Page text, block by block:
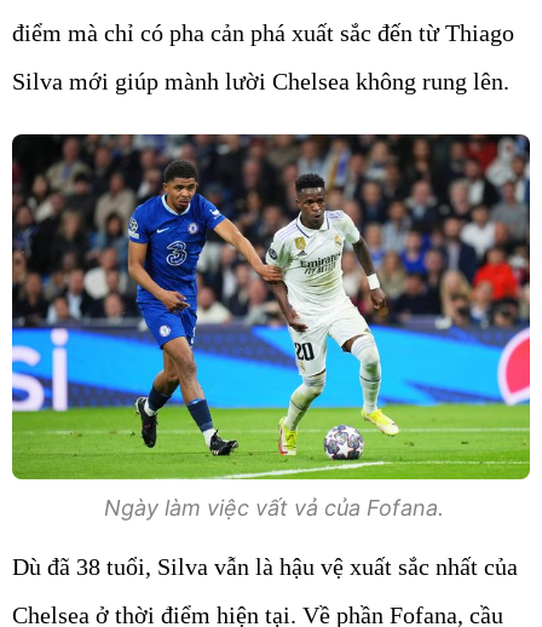
điểm mà chỉ có pha cản phá xuất sắc đến từ Thiago
Silva mới giúp mành lười Chelsea không rung lên.
Ngày làm việc vất vả của Fofana.
Dù đã 38 tuổi, Silva vẫn là hậu vệ xuất sắc nhất của
Chelsea ở thời điểm hiện tại. Về phần Fofana, cầu